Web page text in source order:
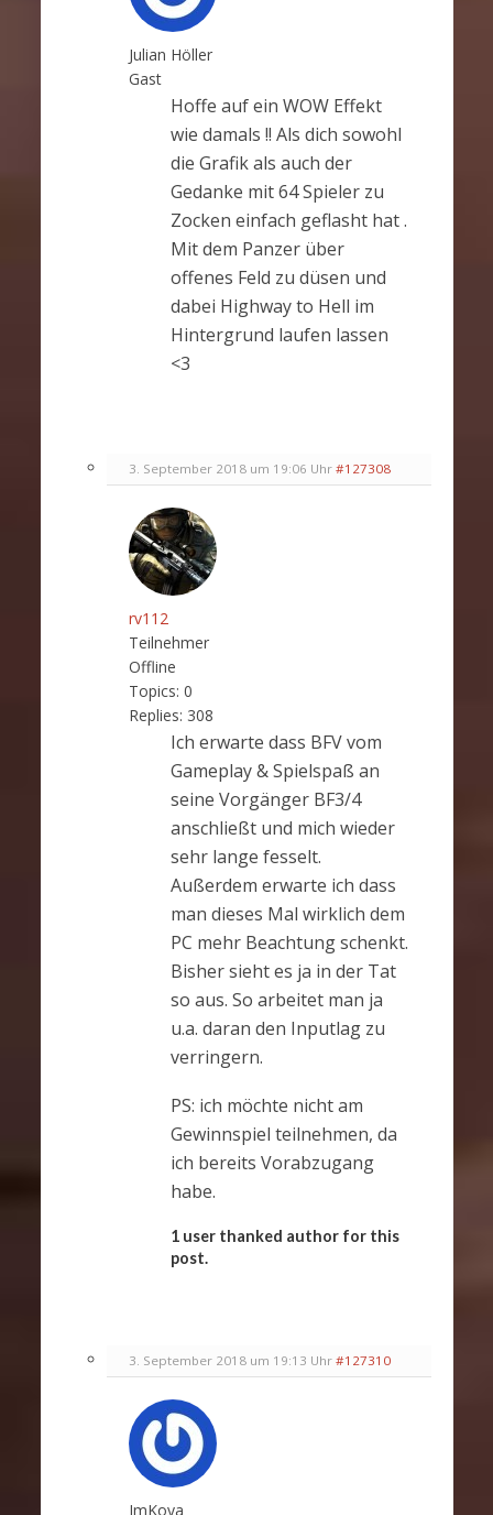
Julian Höller
Gast
Hoffe auf ein WOW Effekt
wie damals !! Als dich sowohl
die Grafik als auch der
Gedanke mit 64 Spieler zu
Zocken einfach geflasht hat .
Mit dem Panzer über
offenes Feld zu düsen und
dabei Highway to Hell im
Hintergrund laufen lassen
<3
3. September 2018 um 19:06 Uhr #127308
rv112
Teilnehmer
Offline
Topics: 0
Replies: 308
Ich erwarte dass BFV vom
Gameplay & Spielspaß an
seine Vorgänger BF3/4
anschließt und mich wieder
sehr lange fesselt.
Außerdem erwarte ich dass
man dieses Mal wirklich dem
PC mehr Beachtung schenkt.
Bisher sieht es ja in der Tat
so aus. So arbeitet man ja
u.a. daran den Inputlag zu
verringern.
PS: ich möchte nicht am
Gewinnspiel teilnehmen, da
ich bereits Vorabzugang
habe.
1 user thanked author for this
post.
3. September 2018 um 19:13 Uhr #127310
ImKoya